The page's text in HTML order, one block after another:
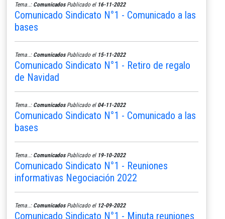
Tema..: ComunicadosPublicado el 16-11-2022
Comunicado Sindicato N°1 - Comunicado a las
bases
Tema..: ComunicadosPublicado el 15-11-2022
Comunicado Sindicato N°1 - Retiro de regalo
de Navidad
Tema..: ComunicadosPublicado el 04-11-2022
Comunicado Sindicato N°1 - Comunicado a las
bases
Tema..: ComunicadosPublicado el 19-10-2022
Comunicado Sindicato N°1 - Reuniones
informativas Negociación 2022
Tema..: ComunicadosPublicado el 12-09-2022
Comunicado Sindicato N°1 - Minuta reuniones